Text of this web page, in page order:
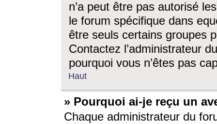
n’a peut être pas autorisé
le forum spécifique dans
être seuls certains groupes
Contactez l’administrateur
pourquoi vous n’êtes pas
Haut
» Pourquoi ai-je reçu un
Chaque administrateur du